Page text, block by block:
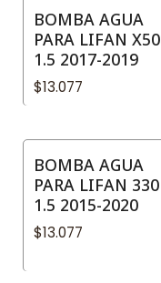
BOMBA AGUA
PARA LIFAN X50
1.5 2017-2019
$13.077
BOMBA AGUA
PARA LIFAN 330
1.5 2015-2020
$13.077